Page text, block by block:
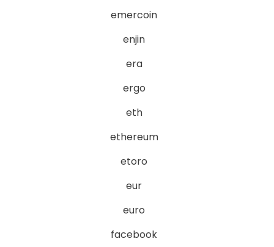
emercoin
enjin
era
ergo
eth
ethereum
etoro
eur
euro
facebook